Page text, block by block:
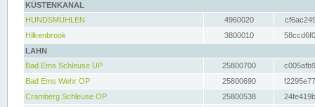
KÜSTENKANAL
HUNDSMÜHLEN
4960020
Hilkenbrook
3800010
LAHN
Bad Ems Schleuse UP
25800700
Bad Ems Wehr OP
25800690
Cramberg Schleuse OP
25800538